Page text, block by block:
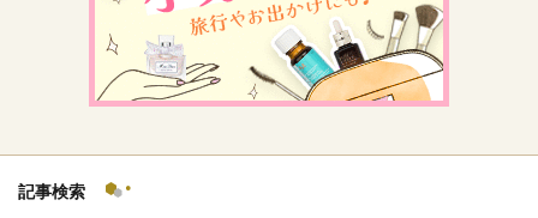
検索
記事検索